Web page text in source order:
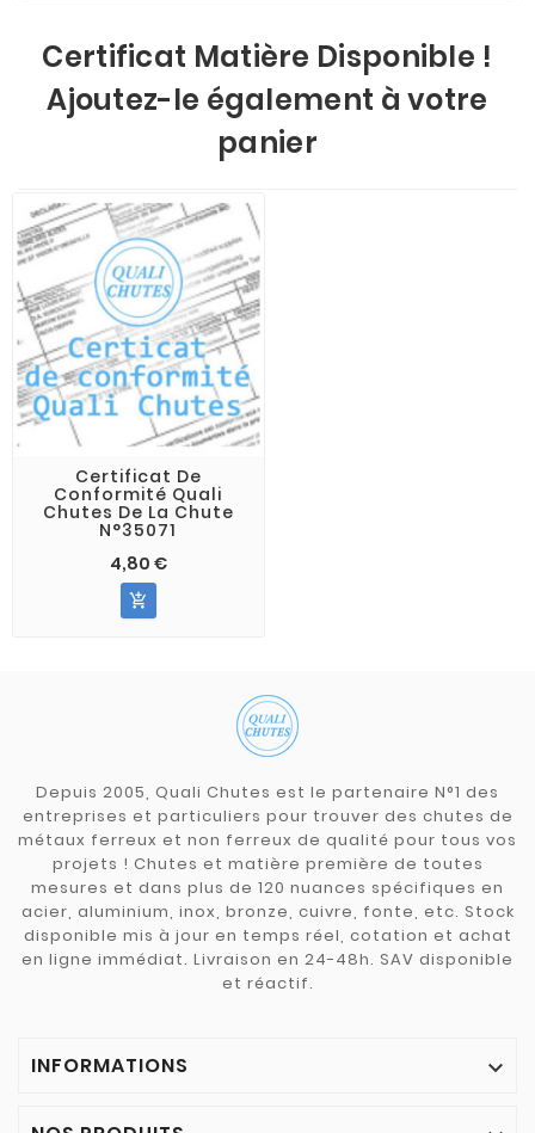
Certificat Matière Disponible !
Ajoutez-le également à votre
panier
Certificat De
Conformité Quali
Chutes De La Chute
N°35071
4,80 €

Depuis 2005, Quali Chutes est le partenaire N°1 des
entreprises et particuliers pour trouver des chutes de
métaux ferreux et non ferreux de qualité pour tous vos
projets ! Chutes et matière première de toutes
mesures et dans plus de 120 nuances spécifiques en
acier, aluminium, inox, bronze, cuivre, fonte, etc. Stock
disponible mis à jour en temps réel, cotation et achat
en ligne immédiat. Livraison en 24-48h. SAV disponible
et réactif.
INFORMATIONS 